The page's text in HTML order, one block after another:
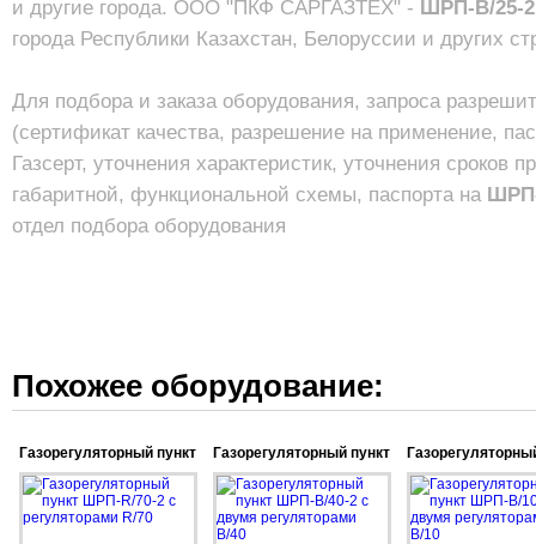
и другие города. ООО "ПКФ САРГАЗТЕХ" - ШРП-B/
города Республики Казахстан, Белоруссии и других
Для подбора и заказа оборудования, запроса
(сертификат качества, разрешение на применение,
Газсерт, уточнения характеристик, уточнения сроков
габаритной, функциональной схемы, паспорта на
отдел подбора оборудования
Похожее оборудование:
Газорегуляторный пункт
ШРП-R/70-2 с
регуляторами R/70
Газорегуляторный пункт
ШРП-B/40-2 с двумя
регуляторами B/40
ШРП-B/10-2 с
регуляторами B/